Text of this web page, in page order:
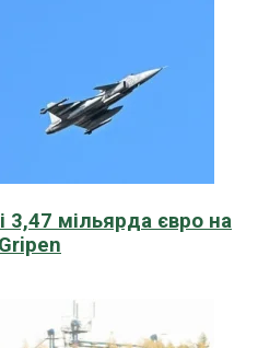
3,47 мільярда євро на